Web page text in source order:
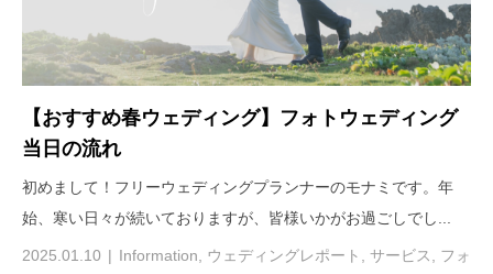
【おすすめ春ウェディング】フォトウェディング
当日の流れ
初めまして！フリーウェディングプランナーのモナミです。年
始、寒い日々が続いておりますが、皆様いかがお過ごしでし...
2025.01.10 Information, ウェディングレポート , サービス, フォ